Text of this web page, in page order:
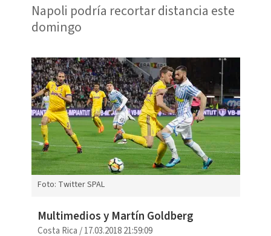
Napoli podría recortar distancia este
domingo
Foto: Twitter SPAL
Multimedios y Martín Goldberg
Costa Rica /17.03.2018 21:59:09